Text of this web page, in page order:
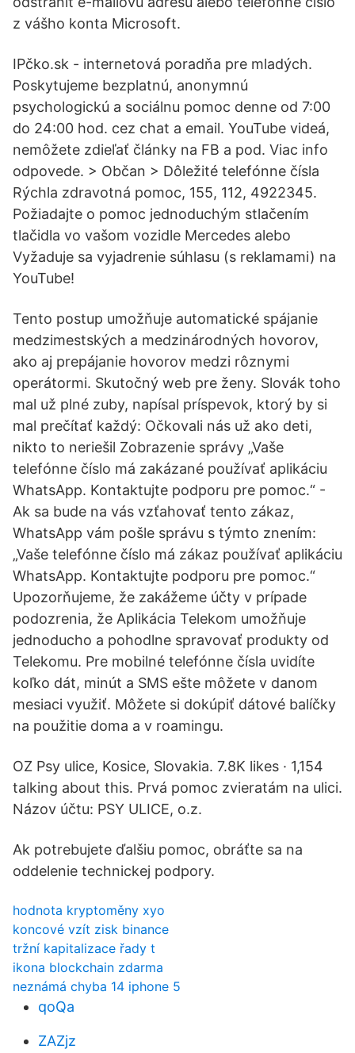
z vášho konta Microsoft.
IPčko.sk - internetová poradňa pre mladých.
Poskytujeme bezplatnú, anonymnú
psychologickú a sociálnu pomoc denne od 7:00
do 24:00 hod. cez chat a email. YouTube videá,
nemôžete zdieľať články na FB a pod. Viac info
odpovede. > Občan > Dôležité telefónne čísla
Rýchla zdravotná pomoc, 155, 112, 4922345.
Požiadajte o pomoc jednoduchým stlačením
tlačidla vo vašom vozidle Mercedes alebo
Vyžaduje sa vyjadrenie súhlasu (s reklamami) na
YouTube!
Tento postup umožňuje automatické spájanie
medzimestských a medzinárodných hovorov,
ako aj prepájanie hovorov medzi rôznymi
operátormi. Skutočný web pre ženy. Slovák toho
mal už plné zuby, napísal príspevok, ktorý by si
mal prečítať každý: Očkovali nás už ako deti,
nikto to neriešil Zobrazenie správy „Vaše
telefónne číslo má zakázané používať aplikáciu
WhatsApp. Kontaktujte podporu pre pomoc.“ -
Ak sa bude na vás vzťahovať tento zákaz,
WhatsApp vám pošle správu s týmto znením:
„Vaše telefónne číslo má zákaz používať aplikáciu
WhatsApp. Kontaktujte podporu pre pomoc.“
Upozorňujeme, že zakážeme účty v prípade
podozrenia, že Aplikácia Telekom umožňuje
jednoducho a pohodlne spravovať produkty od
Telekomu. Pre mobilné telefónne čísla uvidíte
koľko dát, minút a SMS ešte môžete v danom
mesiaci využiť. Môžete si dokúpiť dátové balíčky
na použitie doma a v roamingu.
OZ Psy ulice, Kosice, Slovakia. 7.8K likes · 1,154
talking about this. Prvá pomoc zvieratám na ulici.
Názov účtu: PSY ULICE, o.z.
Ak potrebujete ďalšiu pomoc, obráťte sa na
oddelenie technickej podpory.
hodnota kryptoměny xyo
koncové vzít zisk binance
tržní kapitalizace řady t
ikona blockchain zdarma
neznámá chyba 14 iphone 5
qoQa
ZAZjz